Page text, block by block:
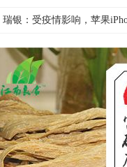
瑞银：受疫情影响，苹果